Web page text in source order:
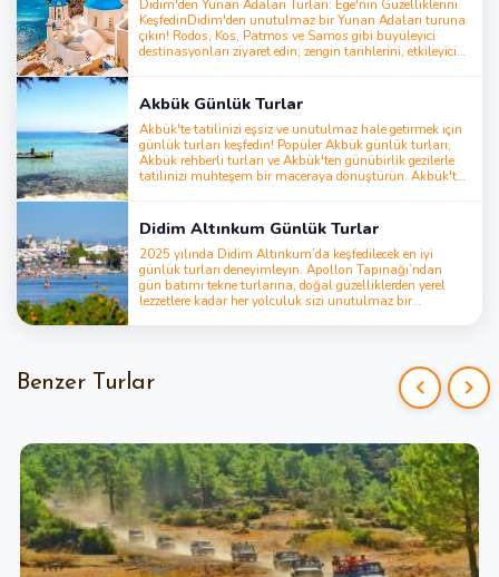
sağlar.Deneyiminizi Pamukkale travertenleri, ikonik
Efes antik kenti veya rahatlatıcı Dalyan çamur
banyoları gezileriyle zenginleştirin. İster tarih tutkunu
olun ister kültür arayışında, Didim’deki rehberli turlar
Didim'den Yunan Adaları Turları: Ege'nin Güzelliklerini
KeşfedinDidim'den unutulmaz bir Yunan Adaları turuna
çıkın! Rodos, Kos, Patmos ve Samos gibi büyüleyici
destinasyonları ziyaret edin; zengin tarihlerini, etkileyici
bu turlar herkes için bir şeyler sunuyor.Yolculuğunuzu
kolayca planlamak için Didim Kos feribot bileti, Kos
feribot bileti fiyatları ve sefer saatlerini inceleyebilirsiniz.
Didim’den Kos Adası’na feribotla seyahat ederek Ege’nin
cazibesini keşfetme fırsatını kaçırmayın. Bu özel turlarla
tatilinizi unutulmaz hale getirin
Akbük Günlük Turlar
Akbük'te tatilinizi eşsiz ve unutulmaz hale getirmek için
günlük turları keşfedin! Popüler Akbük günlük turları,
Akbük rehberli turları ve Akbük'ten günübirlik gezilerle
tatilinizi muhteşem bir maceraya dönüştürün. Akbük'te
turu, Akbük Efes turu, Akbük Dalyan turu, Akbük su
parkı, Akbük at binme turu, Akbük ATV turları, Akbük
Türk hamamı, Akbük Kos Adası turu, Akbük yamaç
paraşütü, Akbük quad safari ve Akbük su sporları gibi
heyecan verici ve dinlendirici aktiviteler yer alıyor. Akbük
turları ve aktiviteleri ile harika bir tatil
Didim Altınkum Günlük Turlar
2025 yılında Didim Altınkum’da keşfedilecek en iyi
günlük turları deneyimleyin. Apollon Tapınağı’ndan
gün batımı tekne turlarına, doğal güzelliklerden yerel
lezzetlere kadar her yolculuk sizi unutulmaz bir
Benzer Turlar